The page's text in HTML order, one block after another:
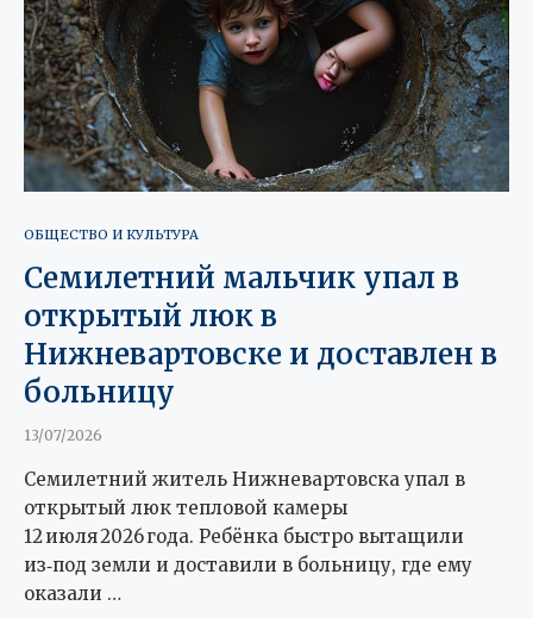
ОБЩЕСТВО И КУЛЬТУРА
Семилетний мальчик упал в
открытый люк в
Нижневартовске и доставлен в
больницу
13/07/2026
Семилетний житель Нижневартовска упал в
открытый люк тепловой камеры
12 июля 2026 года. Ребёнка быстро вытащили
из‑под земли и доставили в больницу, где ему
оказали …